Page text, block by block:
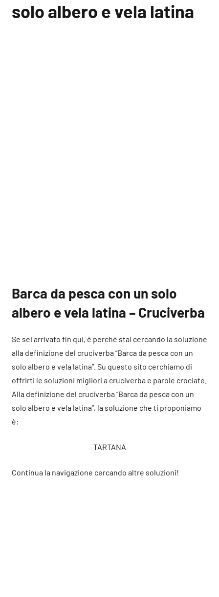
solo albero e vela latina
Barca da pesca con un solo
albero e vela latina – Cruciverba
Se sei arrivato fin qui, è perché stai cercando la soluzione
alla definizione del cruciverba “Barca da pesca con un
solo albero e vela latina”. Su questo sito cerchiamo di
offrirti le soluzioni migliori a cruciverba e parole crociate.
Alla definizione del cruciverba “Barca da pesca con un
solo albero e vela latina”, la soluzione che ti proponiamo
è:
TARTANA
Continua la navigazione cercando altre soluzioni!